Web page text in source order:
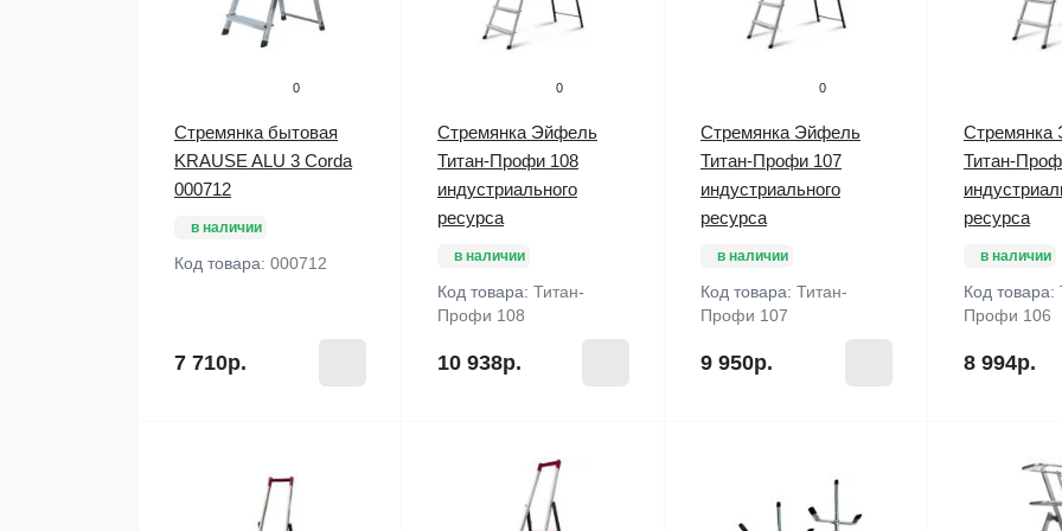
0
Стремянка бытовая
KRAUSE ALU 3 Corda
000712
в наличии
Код товара: 000712
7 710р.
0
Стремянка Эйфель
Титан-Профи 108
индустриального
ресурса
в наличии
Код товара: Титан-
Профи 108
10 938р.
0
Стремянка Эйфель
Титан-Профи 107
индустриального
ресурса
в наличии
Код товара: Титан-
Профи 107
9 950р.
Стремянка
Титан-
ресурса
в наличии
Код товара:
Профи 106
8 994р.